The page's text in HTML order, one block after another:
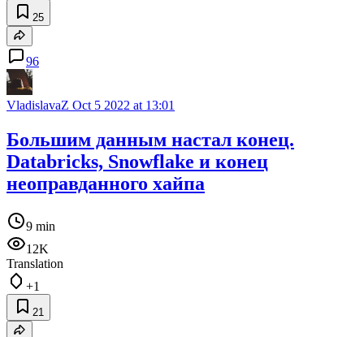
25
96
VladislavaZ Oct 5 2022 at 13:01
Большим данным настал конец.
Databricks, Snowflake и конец
неоправданного хайпа
9 min
12K
Translation
+1
21